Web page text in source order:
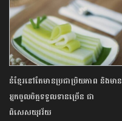
នំខ្មែរនៅតែមានប្រជាប្រិយភាព និងមាន
អ្នកចូលចិត្តទទួលទានច្រើន ជា
ពិសេសយុវវ័យ